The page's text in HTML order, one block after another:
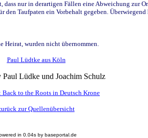
nur in derartigen Fällen eine Abweichung zur
Taufpaten ein Vorbehalt gegeben.
Heirat, wurden nicht übernommen.
Paul Lüdtke aus Köln
Lüdke und Joachim Schulz
Back to the Roots in Deutsch Krone
zur Quellenübersicht
in 0.04s by baseportal.de